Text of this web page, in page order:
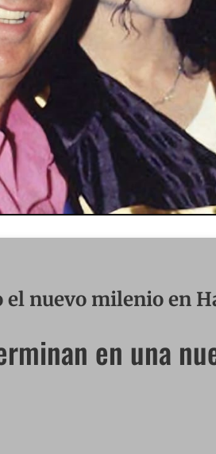
el nuevo milenio en
en una